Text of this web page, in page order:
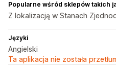
Popularne wśród sklepów takich
Z lokalizacją w Stanach
Języki
Angielski
Ta aplikacja nie została